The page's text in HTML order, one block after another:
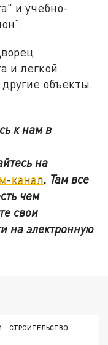
и учебно-
и легкой
объекты.
к нам в
на
канал. Там все
чем
свои
на электронную
СТРОИТЕЛЬСТВО